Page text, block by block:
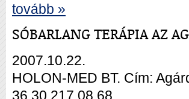
tovább »
SÓBARLANG TERÁPIA AZ
2007.10.22.
HOLON-MED BT. Cím:
36 30 217 08 68